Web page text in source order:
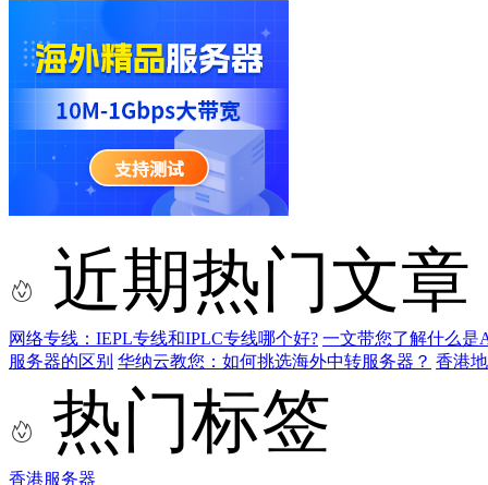
近期热门文章
网络专线：IEPL专线和IPLC专线哪个好? 一文带您了解什么是
服务器的区别 华纳云教您：如何挑选海外中转服务器？ 香港
热门标签
香港服务器